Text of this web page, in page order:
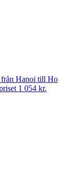
från Hanoi till Ho
1 054 kr.